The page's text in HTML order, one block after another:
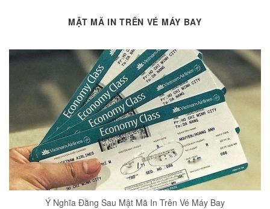
MẬT MÃ IN TRÊN VÉ MÁY BAY
Ý Nghĩa Đằng Sau Mật Mã In Trên Vé Máy Bay